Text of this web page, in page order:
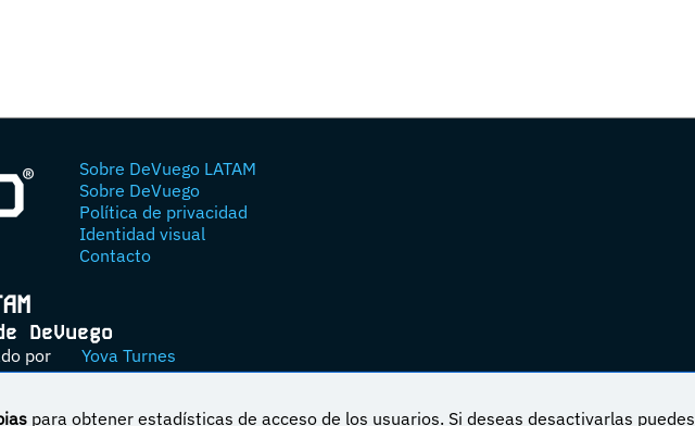
Sobre DeVuego LATAM
Sobre DeVuego
Política de privacidad
Identidad visual
Contacto
DeVuego
por Yova Turnes
para obtener estadísticas de acceso de los usuarios. Si deseas desactivarlas puedes